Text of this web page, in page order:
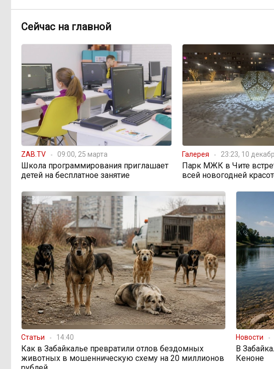
15:02, Вчера
«Ждать некогда»:
просят технику, пока чиновники
13:44, Вчера Правительство РФ
легализует топливо стандарта
«Евро-2»
12:33, Вчера
Власти: Забайкалье
переживает туристический бум
11:05, Вчера «В большинстве
регионов индексация прошла с 1
января»: почему Забайкалье
бюджетникам
10:16, Вчера
В Каларском округе
подрядчик и чиновник попали под
уголовные дела
08:38, Вчера 598 миллионов улетели в
Омск: как Забайкалье провалило
«Чистый воздух»
08:15, Вчера Депутат Госдумы
объяснил «неполноценность»
женщин библейским сюжетом
Сейчас на главной
ZAB.TV 09:00, 25 марта
Школа программирования приглашает
детей на бесплатное занятие
Галерея 23:23, 10
Парк МЖК в Чите
всей новогодней
Статьи 14:40
Как в Забайкалье превратили отлов бездомных
животных в мошенническую схему на 20 миллионов
Новости
В
Кеноне